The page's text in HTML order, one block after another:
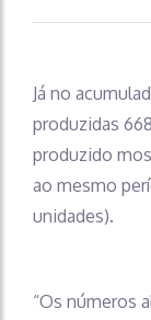
Já no
produzidas
produzido
ao mesmo
unidades).
“Os números